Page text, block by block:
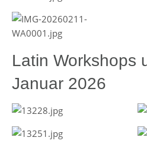
Latin Workshops
Januar 2026